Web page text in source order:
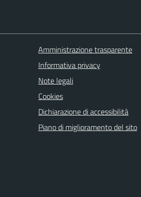
Amministrazione trasparente
Informativa privacy
Note legali
Cookies
Dichiarazione di accessibilità
Piano di miglioramento del sito